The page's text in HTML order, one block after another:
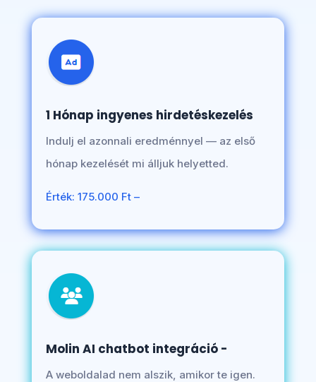
1 Hónap ingyenes hirdetéskezelés
Indulj el azonnali eredménnyel — az első
hónap kezelését mi álljuk helyetted.
Érték: 175.000 Ft –
Molin AI chatbot integráció -
A weboldalad nem alszik, amikor te igen.